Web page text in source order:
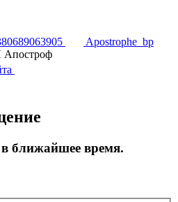
Apostrophe_bp
Апостроф
ближайшее время.